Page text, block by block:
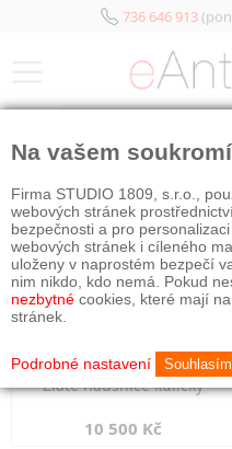
736 646 913
Zlaté náušnice kuličky
10 500 Kč
Na vašem
Firma STUDIO 1809, s.r.o.,
webových stránek
bezpečnosti a pro
webových stránek i cíleného
uloženy v naprostém bezpečí
nim nikdo, kdo nemá. Pokud
nezbytné cookies, které mají
stránek.
Podrobné nastavení Souhlasím